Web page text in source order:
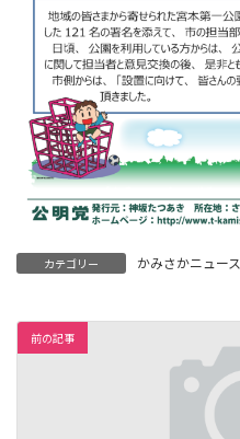
カテゴリー かみさかニュース
前の記事